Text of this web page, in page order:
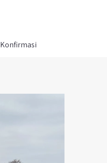
Konfirmasi